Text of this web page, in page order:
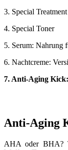
3. Special Treatment
4. Special Toner
5. Serum: Nahrung
6. Nachtcreme:
7. Anti-Aging
Anti-Aging
AHA oder BHA?